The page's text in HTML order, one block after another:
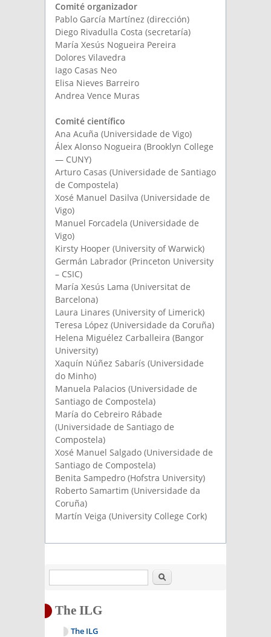
Comité organizador
Pablo García Martínez (dirección)
Diego Rivadulla Costa (secretaría)
María Xesús Nogueira Pereira
Dolores Vilavedra
Iago Casas Neo
Elisa Nieves Barreiro
Andrea Vence Muras
Comité científico
Ana Acuña (Universidade de Vigo)
Álex Alonso Nogueira (Brooklyn College
— CUNY)
Arturo Casas (Universidade de Santiago
de Compostela)
Xosé Manuel Dasilva (Universidade de
Vigo)
Manuel Forcadela (Universidade de
Vigo)
Kirsty Hooper (University of Warwick)
Germán Labrador (Princeton University
– CSIC)
María Xesús Lama (Universitat de
Barcelona)
Laura Linares (University of Limerick)
Teresa López (Universidade da Coruña)
Helena Miguélez Carballeira (Bangor
University)
Xaquín Núñez Sabarís (Universidade
do Minho)
Manuela Palacios (Universidade de
Santiago de Compostela)
María do Cebreiro Rábade
(Universidade de Santiago de
Compostela)
Xosé Manuel Salgado (Universidade de
Santiago de Compostela)
Benita Sampedro (Hofstra University)
Roberto Samartim (Universidade da
Coruña)
Martín Veiga (University College Cork)
Search
The ILG
The ILG